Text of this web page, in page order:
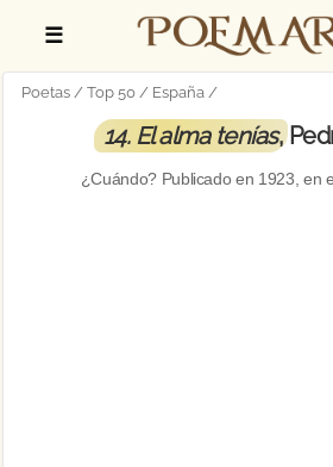
☰
Poetas Top 50 España
14. El alma tenías,
¿Cuándo? Publicado en 1923 , en